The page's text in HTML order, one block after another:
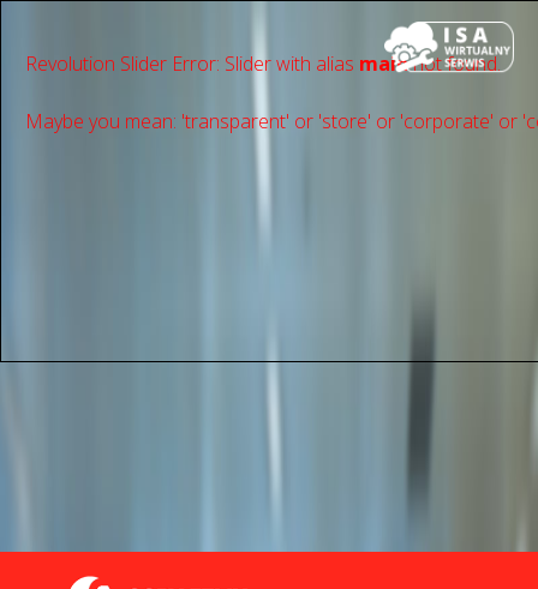
Revolution Slider Error: Slider with alias mainnot found.
Maybe you mean: 'transparent' or 'store' or 'сorporate' or